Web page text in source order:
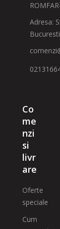
Adresa:
Bucuresti
Co
me
nzi
si
livr
are
Oferte
speciale
Cum